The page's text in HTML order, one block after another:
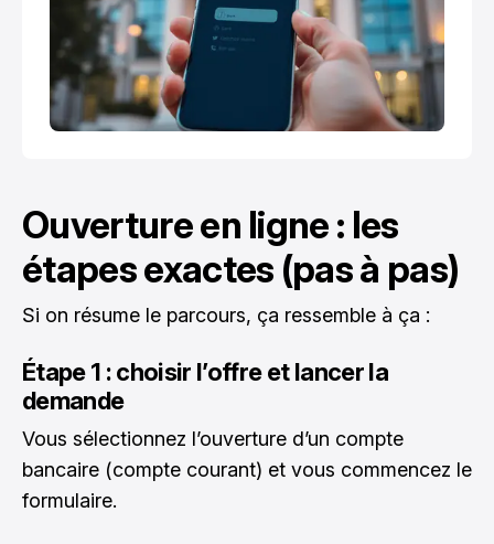
Ouverture en ligne : les
étapes exactes (pas à pas)
Si on résume le parcours, ça ressemble à ça :
Étape 1 : choisir l’offre et lancer la
demande
Vous sélectionnez l’ouverture d’un compte
bancaire (compte courant) et vous commencez le
formulaire.